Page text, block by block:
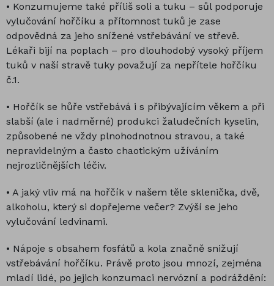
• Konzumujeme také příliš soli a tuku – sůl podporuje
vylučování hořčíku a přítomnost tuků je zase
odpovědná za jeho snížené vstřebávání ve střevě.
Lékaři bijí na poplach – pro dlouhodobý vysoký příjem
tuků v naší stravě tuky považují za nepřítele hořčíku
č.1.
• Hořčík se hůře vstřebává i s přibývajícím věkem a při
slabší (ale i nadměrné) produkci žaludečních kyselin,
způsobené ne vždy plnohodnotnou stravou, a také
nepravidelným a často chaotickým užíváním
nejrozličnějších léčiv.
• A jaký vliv má na hořčík v našem těle sklenička, dvě,
alkoholu, který si dopřejeme večer? Zvýší se jeho
vylučování ledvinami.
• Nápoje s obsahem fosfátů a kola značně snižují
vstřebávání hořčíku. Právě proto jsou mnozí, zejména
mladí lidé, po jejich konzumaci nervózní a podráždění: